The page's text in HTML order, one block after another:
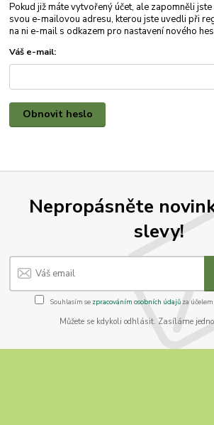
Pokud již máte vytvořený účet, ale zapomněli
svou e-mailovou adresu, kterou jste uvedli při
na ni e-mail s odkazem pro nastavení nového
Váš e-mail:
Obnovit heslo
Nepropásněte
slevy!
Souhlasím se zpracováním osobních údajůza
Můžete se kdykoli odhlásit. Zasíláme